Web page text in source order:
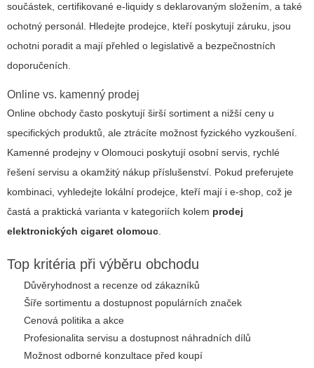
součástek, certifikované e-liquidy s deklarovaným složením, a také
ochotný personál. Hledejte prodejce, kteří poskytují záruku, jsou
ochotni poradit a mají přehled o legislativě a bezpečnostních
doporučeních.
Online vs. kamenný prodej
Online obchody často poskytují širší sortiment a nižší ceny u
specifických produktů, ale ztrácíte možnost fyzického vyzkoušení.
Kamenné prodejny v Olomouci poskytují osobní servis, rychlé
řešení servisu a okamžitý nákup příslušenství. Pokud preferujete
kombinaci, vyhledejte lokální prodejce, kteří mají i e-shop, což je
častá a praktická varianta v kategoriích kolem prodej
elektronických cigaret olomouc.
Top kritéria při výběru obchodu
Důvěryhodnost a recenze od zákazníků
Šíře sortimentu a dostupnost populárních značek
Cenová politika a akce
Profesionalita servisu a dostupnost náhradních dílů
Možnost odborné konzultace před koupí